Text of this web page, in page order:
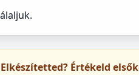
Elkészítetted? Értékeld